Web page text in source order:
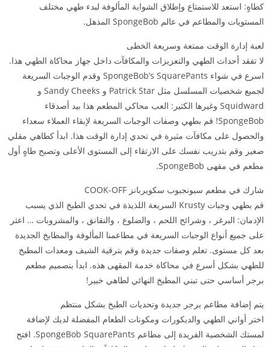
كطاهٍ: استعد للاستمتاع وإطلاق الشواية المألوفة لبدء طهي مختلف
المستويات والمطاعم في عالم SpongeBob المذهل.
لعبة إدارة الوقت ممتعة وسريعة الخطى
لا تفقد أحداث الطهي والتعزيزات والمكافآت داخل جهاز محاكاة الطهي هذا.
اسرع في شواء SpongeBob’s SquarePants وقدم الوجبات السريعة
لجميع شخصيات المسلسل مثل Patrick Star و Sandy Cheeks و
Squidward وغيرها الكثير: العب محاكي المطعم هذا بيد أصدقاء
SpongeBob! قم بطهي وصفات الوجبات السريعة لإبقاء العملاء سعداء
والحصول على مكافآت مثيرة في تحدي إدارة الوقت هذا. ابدأ كطاهي مقلي
صغير وقم بتدريب نفسك على الارتقاء إلى المستوى الأعلى وتصبح طاهٍ أول
مطعم في مقهى SpongeBob.
شارك في مطعم سبونجبوب سكويربانز COOK-OFF
قم بطهي وجبات Krusty السريعة اللذيذة في تحدي الطبخ الذي يسبب
الإدمان: البرغر ، وشرائح اللحم ، والضلوع ، والنقانق ، والمشروبات … اعثر
على جميع أنواع الوجبات السريعة في مطاعمنا المألوفة والمطابخ الجديدة
بعد كل مستوى. تعلم وصفات جديدة وقم بترقية الشيف ومعدات المطبخ
للطهي بشكل أسرع في محاكاة خدمة المقهى هذه. ابدأ بتصميم مطعم
برجر أساسي حتى تبني المطبخ النهائي لطاهي خبير!
يتم إضافة مطاعم برجر جديدة وتحديات الطبخ بشكل منتظم
اختر أواني الطهي والديكورات ومكونات الطعام المفضلة لديك لإضافة
لمستك الشخصية الفريدة إلى مطاعم SpongeBob SquarePants. افتح